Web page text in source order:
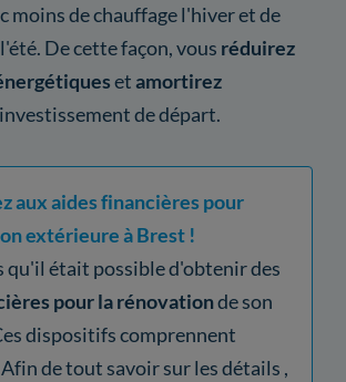
moins de chauffage l'hiver et de
De cette façon, vous réduirez
etamortirez
de départ.
aux aides financières pour
extérieure à Brest !
qu'il était possible d'obtenir des
pour la rénovationde son
dispositifs comprennent
de tout savoir sur les détails ,